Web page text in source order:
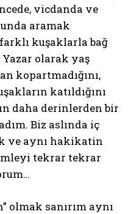
vicdanda ve
aramak
kuşaklarla bağ
olarak yaş
kopartmadığını,
katıldığını
daha derinlerden bir
Biz aslında iç
ve aynı hakikatin
tekrar tekrar
olmak sanırım aynı